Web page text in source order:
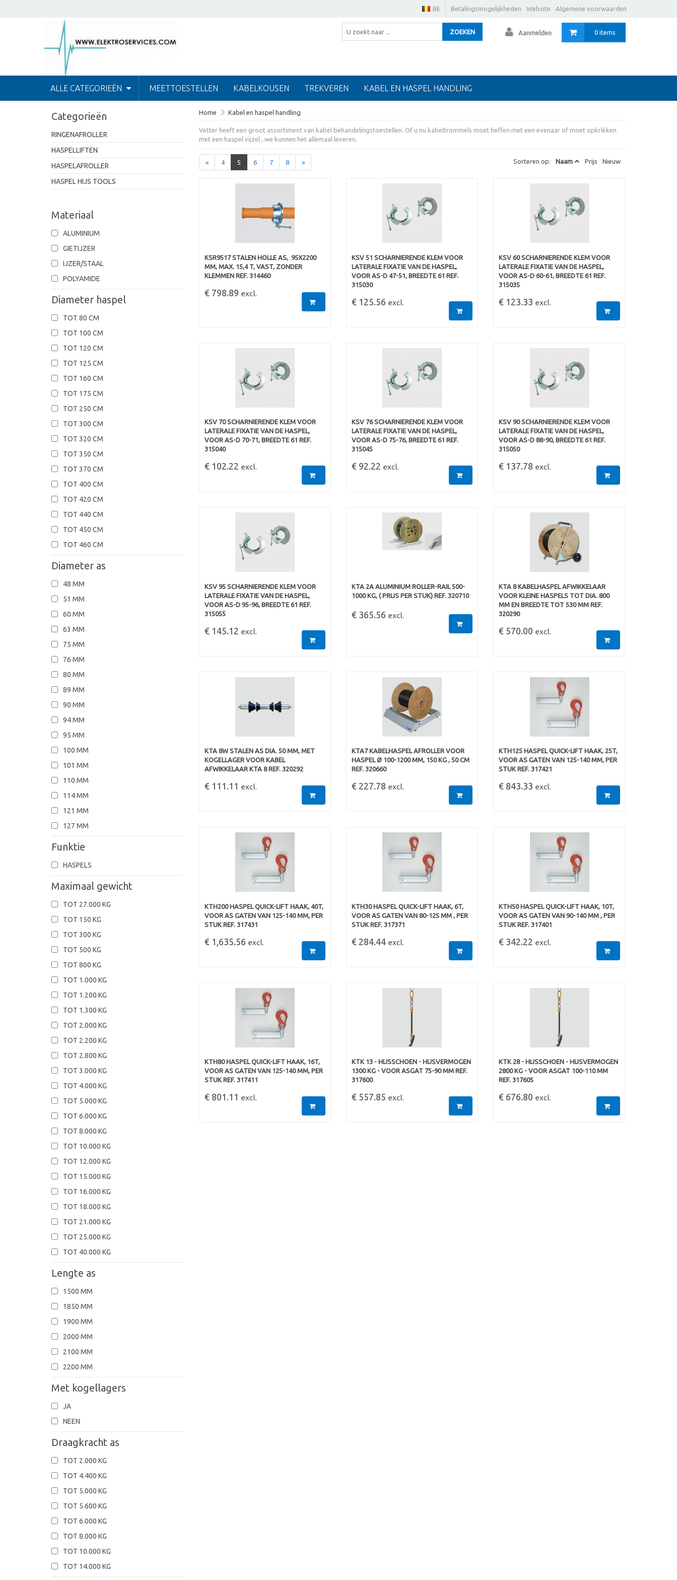
Betalingsmogelijkheden Website Algemene voorwaarden
BE
0 items
Aanmelden
ZOEKEN
ALLE CATEGORIEËN MEETTOESTELLEN KABELKOUSEN TREKVEREN KABEL EN HASPEL HANDLING
Categorieën
RINGENAFROLLER
HASPELLIFTEN
HASPELAFROLLER
HASPEL HIJS TOOLS
Materiaal
ALUMINIUM
GIETIJZER
IJZER/STAAL
POLYAMIDE
Diameter haspel
TOT 80 CM
TOT 100 CM
TOT 120 CM
TOT 125 CM
TOT 160 CM
TOT 175 CM
TOT 250 CM
TOT 300 CM
TOT 320 CM
TOT 350 CM
TOT 370 CM
TOT 400 CM
TOT 420 CM
TOT 440 CM
TOT 450 CM
TOT 460 CM
Diameter as
48 MM
51 MM
60 MM
63 MM
75 MM
76 MM
80 MM
89 MM
90 MM
94 MM
95 MM
100 MM
101 MM
110 MM
114 MM
121 MM
127 MM
Funktie
HASPELS
Maximaal gewicht
TOT 27.000 KG
TOT 150 KG
TOT 300 KG
TOT 500 KG
TOT 800 KG
TOT 1.000 KG
TOT 1.200 KG
TOT 1.300 KG
TOT 2.000 KG
TOT 2.200 KG
TOT 2.800 KG
TOT 3.000 KG
TOT 4.000 KG
TOT 5.000 KG
TOT 6.000 KG
TOT 8.000 KG
TOT 10.000 KG
TOT 12.000 KG
TOT 15.000 KG
TOT 16.000 KG
TOT 18.000 KG
TOT 21.000 KG
TOT 25.000 KG
TOT 40.000 KG
Lengte as
1500 MM
1850 MM
1900 MM
2000 MM
2100 MM
2200 MM
Met kogellagers
JA
NEEN
Draagkracht as
TOT 2.000 KG
TOT 4.400 KG
TOT 5.000 KG
TOT 5.600 KG
TOT 6.000 KG
TOT 8.000 KG
TOT 10.000 KG
TOT 14.000 KG
Home Kabel en haspel handling
Vetter heeft een groot assortiment van kabel behandelingstoestellen. Of u nu kabeltrommels moet heffen met een evenaar of moet opkrikken
met een haspel vijzel , we kunnen het allemaal leveren.
« 4 5 6 7 8 » Sorteren op: Naam Prijs Nieuw
KSR9517 STALEN HOLLE AS,  95X2200
MM, MAX. 15,4 T, VAST, ZONDER
KLEMMEN REF. 314460
€ 798.89 excl.
KSV 51 SCHARNIERENDE KLEM VOOR
LATERALE FIXATIE VAN DE HASPEL,
VOOR AS-D 47-51, BREEDTE 61 REF.
315030
€ 125.56 excl.
KSV 60 SCHARNIERENDE KLEM VOOR
LATERALE FIXATIE VAN DE HASPEL,
VOOR AS-D 60-61, BREEDTE 61 REF.
315035
€ 123.33 excl.
KSV 70 SCHARNIERENDE KLEM VOOR
LATERALE FIXATIE VAN DE HASPEL,
VOOR AS-D 70-71, BREEDTE 61 REF.
315040
€ 102.22 excl.
KSV 76 SCHARNIERENDE KLEM VOOR
LATERALE FIXATIE VAN DE HASPEL,
VOOR AS-D 75-76, BREEDTE 61 REF.
315045
€ 92.22 excl.
KSV 90 SCHARNIERENDE KLEM VOOR
LATERALE FIXATIE VAN DE HASPEL,
VOOR AS-D 88-90, BREEDTE 61 REF.
315050
€ 137.78 excl.
KSV 95 SCHARNIERENDE KLEM VOOR
LATERALE FIXATIE VAN DE HASPEL,
VOOR AS-D 95-96, BREEDTE 61 REF.
315055
€ 145.12 excl.
KTA 2A ALUMINIUM ROLLER-RAIL 500-
1000 KG, ( PRIJS PER STUK) REF. 320710
€ 365.56 excl.
KTA 8 KABELHASPEL AFWIKKELAAR
VOOR KLEINE HASPELS TOT DIA. 800
MM EN BREEDTE TOT 530 MM REF.
320290
€ 570.00 excl.
KTA 8W STALEN AS DIA. 50 MM, MET
KOGELLAGER VOOR KABEL
AFWIKKELAAR KTA 8 REF. 320292
€ 111.11 excl.
KTA7 KABELHASPEL AFROLLER VOOR
HASPEL Ø 100-1200 MM, 150 KG , 50 CM
REF. 320660
€ 227.78 excl.
KTH125 HASPEL QUICK-LIFT HAAK, 25T,
VOOR AS GATEN VAN 125-140 MM, PER
STUK REF. 317421
€ 843.33 excl.
KTH200 HASPEL QUICK-LIFT HAAK, 40T,
VOOR AS GATEN VAN 125-140 MM, PER
STUK REF. 317431
€ 1,635.56 excl.
KTH30 HASPEL QUICK-LIFT HAAK, 6T,
VOOR AS GATEN VAN 80-125 MM , PER
STUK REF. 317371
€ 284.44 excl.
KTH50 HASPEL QUICK-LIFT HAAK, 10T,
VOOR AS GATEN VAN 90-140 MM , PER
STUK REF. 317401
€ 342.22 excl.
KTH80 HASPEL QUICK-LIFT HAAK, 16T,
VOOR AS GATEN VAN 125-140 MM, PER
STUK REF. 317411
€ 801.11 excl.
KTK 13 - HIJSSCHOEN - HIJSVERMOGEN
1300 KG - VOOR ASGAT 75-90 MM REF.
317600
€ 557.85 excl.
KTK 28 - HIJSSCHOEN - HIJSVERMOGEN
2800 KG - VOOR ASGAT 100-110 MM
REF. 317605
€ 676.80 excl.